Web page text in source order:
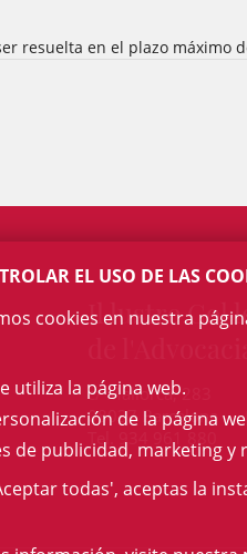
resuelta en el plazo máximo
Il·lustre
c/ Mallorca, 283
08037 Barcelona
Tel. 934 961 880
EL USO DE LAS
cookies en nuestra
utiliza la página web.
de la página
de publicidad, marketing y
todas', aceptas la